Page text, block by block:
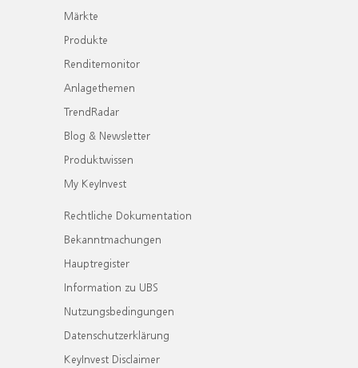
Märkte
Produkte
Renditemonitor
Anlagethemen
TrendRadar
Blog & Newsletter
Produktwissen
My KeyInvest
Rechtliche Dokumentation
Bekanntmachungen
Hauptregister
Information zu UBS
Nutzungsbedingungen
Datenschutzerklärung
KeyInvest Disclaimer